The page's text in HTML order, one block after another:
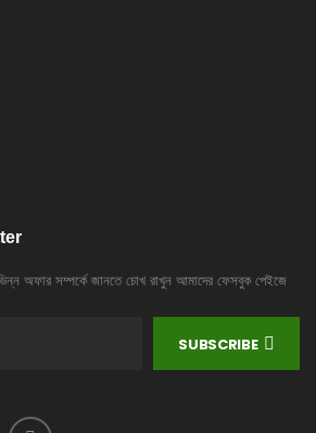
অফার সম্পর্কে জানতে চোখ রাখুন আমাদের ফেসবুক পেইজে
SUBSCRIBE